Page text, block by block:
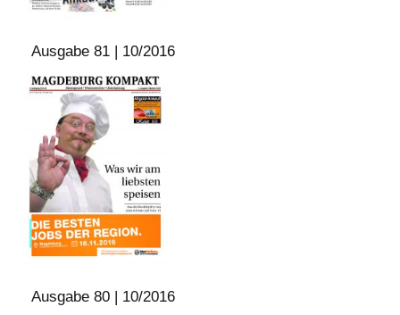
Ausgabe 81 | 10/2016
Ausgabe 80 | 10/2016